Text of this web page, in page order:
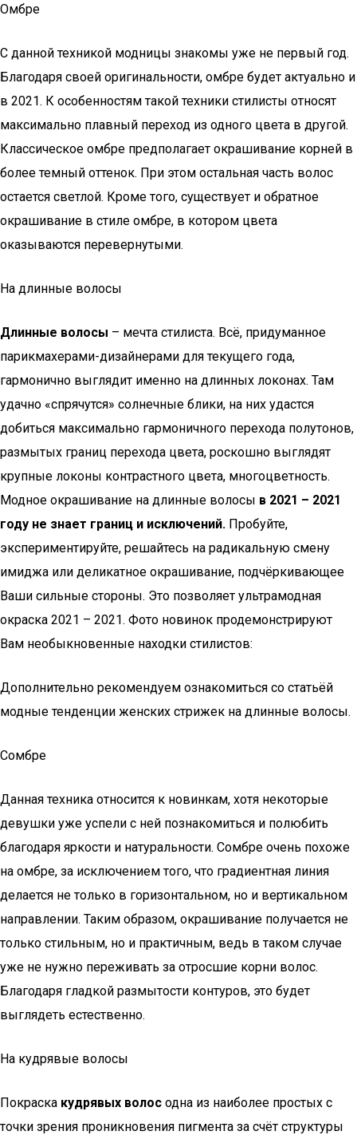
Омбре
С данной техникой модницы знакомы уже не первый год.
Благодаря своей оригинальности, омбре будет актуально и
в 2021. К особенностям такой техники стилисты относят
максимально плавный переход из одного цвета в другой.
Классическое омбре предполагает окрашивание корней в
более темный оттенок. При этом остальная часть волос
остается светлой. Кроме того, существует и обратное
окрашивание в стиле омбре, в котором цвета
оказываются перевернутыми.
На длинные волосы
Длинные волосы – мечта стилиста. Всё, придуманное
парикмахерами-дизайнерами для текущего года,
гармонично выглядит именно на длинных локонах. Там
удачно «спрячутся» солнечные блики, на них удастся
добиться максимально гармоничного перехода полутонов,
размытых границ перехода цвета, роскошно выглядят
крупные локоны контрастного цвета, многоцветность.
Модное окрашивание на длинные волосы в 2021 – 2021
году не знает границ и исключений. Пробуйте,
экспериментируйте, решайтесь на радикальную смену
имиджа или деликатное окрашивание, подчёркивающее
Ваши сильные стороны. Это позволяет ультрамодная
окраска 2021 – 2021. Фото новинок продемонстрируют
Вам необыкновенные находки стилистов:
Дополнительно рекомендуем ознакомиться со статьёй
модные тенденции женских стрижек на длинные волосы.
Сомбре
Данная техника относится к новинкам, хотя некоторые
девушки уже успели с ней познакомиться и полюбить
благодаря яркости и натуральности. Сомбре очень похоже
на омбре, за исключением того, что градиентная линия
делается не только в горизонтальном, но и вертикальном
направлении. Таким образом, окрашивание получается не
только стильным, но и практичным, ведь в таком случае
уже не нужно переживать за отросшие корни волос.
Благодаря гладкой размытости контуров, это будет
выглядеть естественно.
На кудрявые волосы
Покраска кудрявых волос одна из наиболее простых с
точки зрения проникновения пигмента за счёт структуры